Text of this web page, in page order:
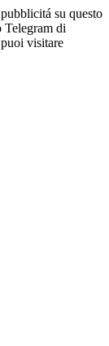
su questo
Telegram di
visitare